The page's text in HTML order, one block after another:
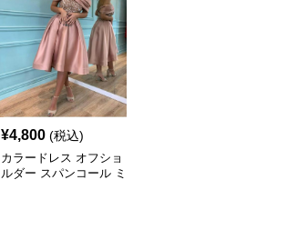
¥4,800 (税込)
カラードレス オフショ
ルダー スパンコール ミ